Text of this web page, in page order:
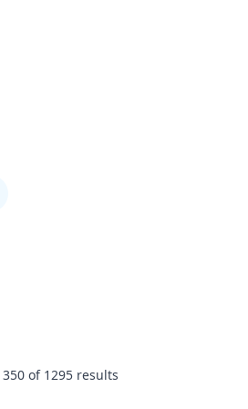
350 of 1295 results